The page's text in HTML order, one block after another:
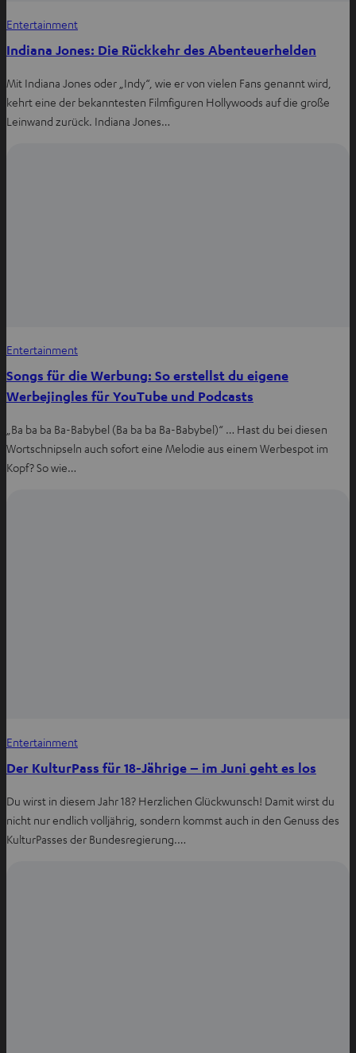
Entertainment
Indiana Jones: Die Rückkehr des Abenteuerhelden
Mit Indiana Jones oder „Indy“, wie er von vielen Fans genannt wird,
kehrt eine der bekanntesten Filmfiguren Hollywoods auf die große
Leinwand zurück. Indiana Jones…
Entertainment
Songs für die Werbung: So erstellst du eigene
Werbejingles für YouTube und Podcasts
„Ba ba ba Ba-Babybel (Ba ba ba Ba-Babybel)“ … Hast du bei diesen
Wortschnipseln auch sofort eine Melodie aus einem Werbespot im
Kopf? So wie…
Entertainment
Der KulturPass für 18-Jährige – im Juni geht es los
Du wirst in diesem Jahr 18? Herzlichen Glückwunsch! Damit wirst du
nicht nur endlich volljährig, sondern kommst auch in den Genuss des
KulturPasses der Bundesregierung.…